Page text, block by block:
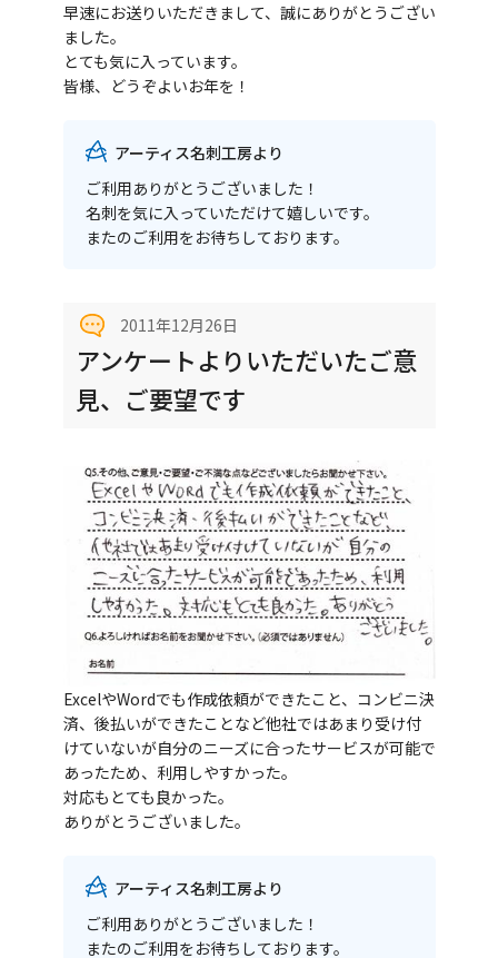
早速にお送りいただきまして、誠にありがとうござい
ました。
とても気に入っています。
皆様、どうぞよいお年を！
アーティス名刺工房より
ご利用ありがとうございました！
名刺を気に入っていただけて嬉しいです。
またのご利用をお待ちしております。
2011年12月26日
アンケートよりいただいたご意
見、ご要望です
ExcelやWordでも作成依頼ができたこと、コンビニ決
済、後払いができたことなど他社ではあまり受け付
けていないが自分のニーズに合ったサービスが可能で
あったため、利用しやすかった。
対応もとても良かった。
ありがとうございました。
アーティス名刺工房より
ご利用ありがとうございました！
またのご利用をお待ちしております。